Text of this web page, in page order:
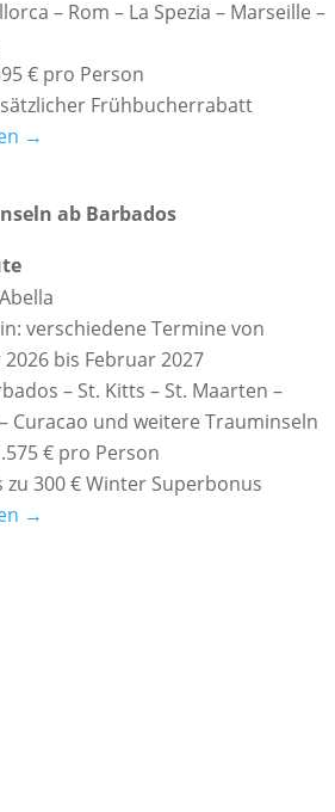
– Rom – La Spezia – Marseille –
€ pro Person
Frühbucherrabatt
→
ab Barbados
verschiedene Termine von
bis Februar 2027
– St. Kitts – St. Maarten –
Curacao und weitere Trauminseln
€ pro Person
zu 300 € Winter Superbonus
→